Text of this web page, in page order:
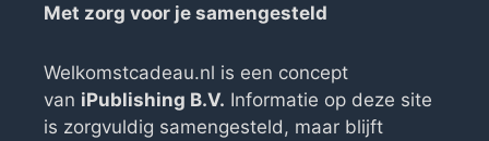
Met zorg voor je samengesteld
Welkomstcadeau.nl is een concept
van iPublishing B.V. Informatie op deze site
is zorgvuldig samengesteld, maar blijft